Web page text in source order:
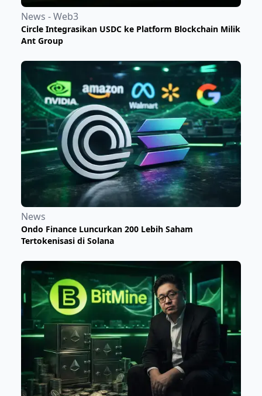
News - Web3
Circle Integrasikan USDC ke Platform Blockchain Milik
Ant Group
News
Ondo Finance Luncurkan 200 Lebih Saham
Tertokenisasi di Solana